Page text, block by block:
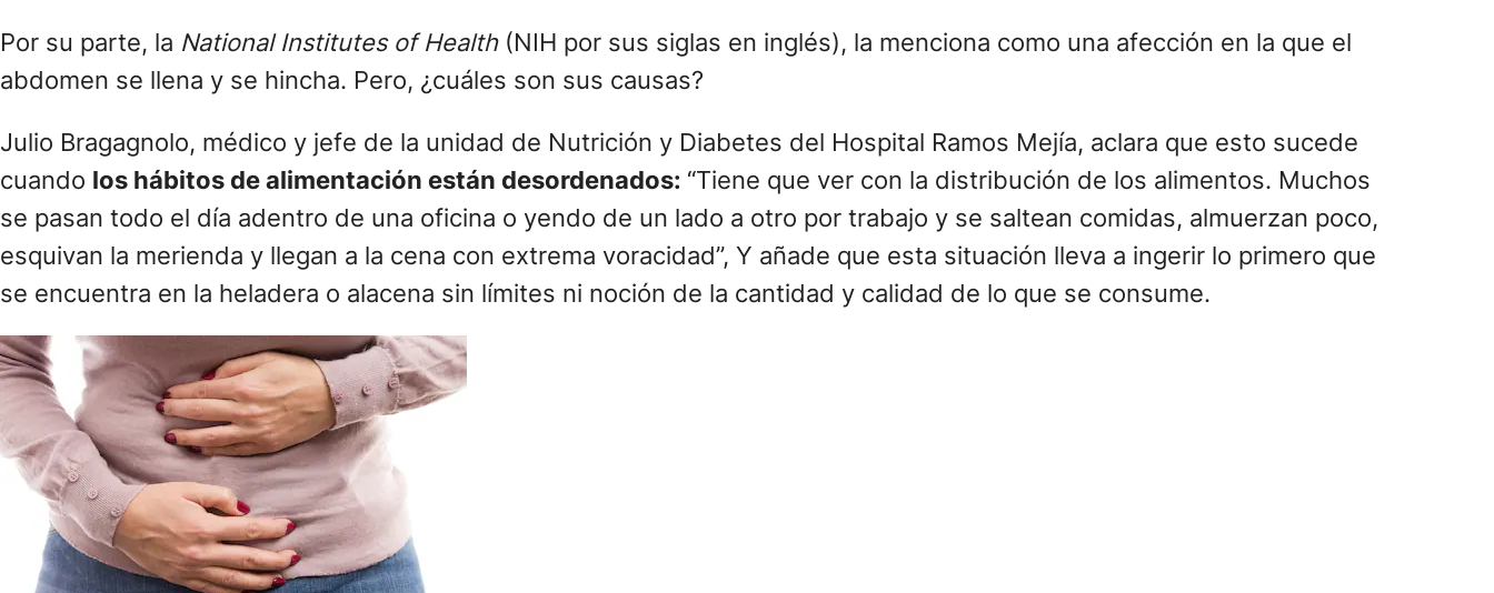
Por su parte, la National Institutes of Health(NIH por sus siglas en inglés), la menciona como una afección en la que el
abdomen se llena y se hincha. Pero, ¿cuáles son sus causas?
Julio Bragagnolo, médico y jefe de la unidad de Nutrición y Diabetes del Hospital Ramos Mejía, aclara que esto sucede
cuando los hábitos de alimentación están desordenados: “Tiene que ver con la distribución de los alimentos. Muchos
se pasan todo el día adentro de una oficina o yendo de un lado a otro por trabajo y se saltean comidas, almuerzan poco,
esquivan la merienda y llegan a la cena con extrema voracidad”, Y añade que esta situación lleva a ingerir lo primero que
se encuentra en la heladera o alacena sin límites ni noción de la cantidad y calidad de lo que se consume.